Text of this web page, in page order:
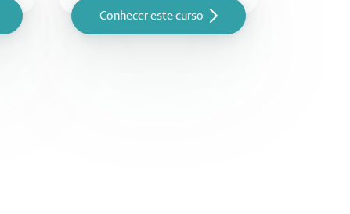
Conhecer este curso